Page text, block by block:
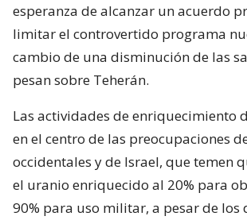
esperanza de alcanzar un acuerdo
limitar el controvertido programa
cambio de una disminución de las
pesan sobre Teherán.
Las actividades de enriquecimiento
en el centro de las preocupaciones
occidentales y de Israel, que temen
el uranio enriquecido al 20% para
90% para uso militar, a pesar de los